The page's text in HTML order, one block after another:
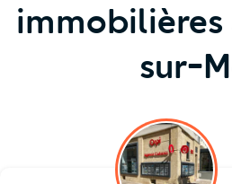
immobilières
sur-